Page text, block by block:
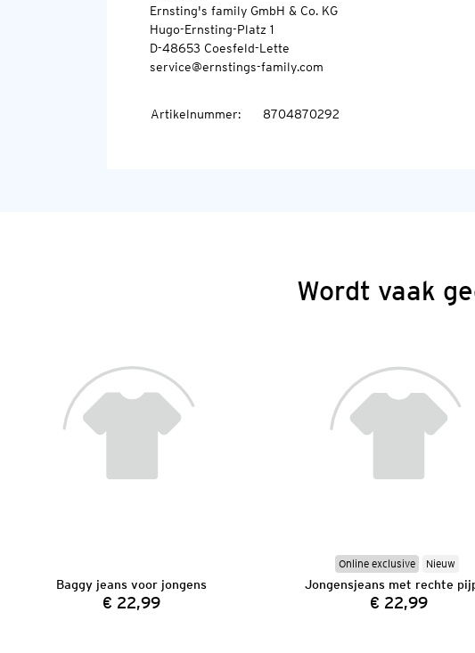
Ernsting's family GmbH & Co. KG
Hugo-Ernsting-Platz 1
D-48653 Coesfeld-Lette
service@ernstings-family.com
Artikelnummer: 8704870292
Wordt vaak
Baggy jeans voor jongens
Prijs:
€ 22,99
Online exclusive Nieuw
Jongensjeans met rechte
Prijs:
€ 22,99